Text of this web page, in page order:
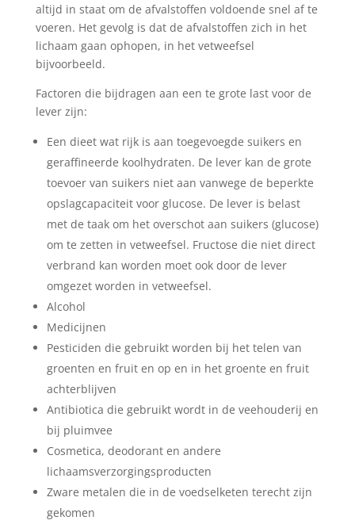
altijd in staat om de afvalstoffen voldoende snel af te
voeren. Het gevolg is dat de afvalstoffen zich in het
lichaam gaan ophopen, in het vetweefsel
bijvoorbeeld.
Factoren die bijdragen aan een te grote last voor de
lever zijn:
Een dieet wat rijk is aan toegevoegde suikers en
geraffineerde koolhydraten. De lever kan de grote
toevoer van suikers niet aan vanwege de beperkte
opslagcapaciteit voor glucose. De lever is belast
met de taak om het overschot aan suikers (glucose)
om te zetten in vetweefsel. Fructose die niet direct
verbrand kan worden moet ook door de lever
omgezet worden in vetweefsel.
Alcohol
Medicijnen
Pesticiden die gebruikt worden bij het telen van
groenten en fruit en op en in het groente en fruit
achterblijven
Antibiotica die gebruikt wordt in de veehouderij en
bij pluimvee
Cosmetica, deodorant en andere
lichaamsverzorgingsproducten
Zware metalen die in de voedselketen terecht zijn
gekomen